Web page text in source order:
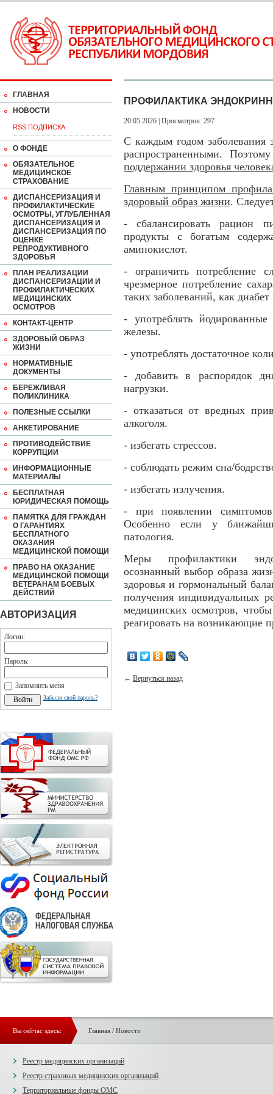
ГЛАВНАЯ
НОВОСТИ
RSS ПОДПИСКА
О ФОНДЕ
ОБЯЗАТЕЛЬНОЕ
МЕДИЦИНСКОЕ
СТРАХОВАНИЕ
ДИСПАНСЕРИЗАЦИЯ И
ПРОФИЛАКТИЧЕСКИЕ
ОСМОТРЫ, УГЛУБЛЕННАЯ
ДИСПАНСЕРИЗАЦИЯ И
ДИСПАНСЕРИЗАЦИЯ ПО
ОЦЕНКЕ
РЕПРОДУКТИВНОГО
ЗДОРОВЬЯ
ПЛАН РЕАЛИЗАЦИИ
ДИСПАНСЕРИЗАЦИИ И
ПРОФИЛАКТИЧЕСКИХ
МЕДИЦИНСКИХ
ОСМОТРОВ
КОНТАКТ-ЦЕНТР
ЗДОРОВЫЙ ОБРАЗ
ЖИЗНИ
НОРМАТИВНЫЕ
ДОКУМЕНТЫ
БЕРЕЖЛИВАЯ
ПОЛИКЛИНИКА
ПОЛЕЗНЫЕ ССЫЛКИ
АНКЕТИРОВАНИЕ
ПРОТИВОДЕЙСТВИЕ
КОРРУПЦИИ
ИНФОРМАЦИОННЫЕ
МАТЕРИАЛЫ
БЕСПЛАТНАЯ
ЮРИДИЧЕСКАЯ ПОМОЩЬ
ПАМЯТКА ДЛЯ ГРАЖДАН
О ГАРАНТИЯХ
БЕСПЛАТНОГО
ОКАЗАНИЯ
МЕДИЦИНСКОЙ ПОМОЩИ
ПРАВО НА ОКАЗАНИЕ
МЕДИЦИНСКОЙ ПОМОЩИ
ВЕТЕРАНАМ БОЕВЫХ
ДЕЙСТВИЙ
АВТОРИЗАЦИЯ
Логин:
Пароль:
Запомнить меня
Забыли свой пароль?
ПРОФИЛАКТИКА
20.05.2026 | Просмотров: 297
С каждым годом заболевания
распространенными.
поддержании здоровья
Главным принципом
здоровый образ жизни.
- сбалансировать рацион
продукты с богатым
аминокислот.
- ограничить потребление
чрезмерное потребление
таких заболеваний, как
- употреблять
железы.
- употреблять достаточное
- добавить в распорядок
нагрузки.
- отказаться от вредных
алкоголя.
- избегать стрессов.
- соблюдать режим сна/
- избегать излучения.
- при появлении симптомов
Особенно если у
патология.
Меры профилактики
осознанный выбор образа
здоровья и гормональный
получения индивидуальных
медицинских осмотров,
реагировать на возникающие
← Вернуться назад
Вы сейчас здесь: Главная/ Новости
Реестр медицинских организаций
Реестр страховых медицинских организаций
Территориальные фонды ОМС